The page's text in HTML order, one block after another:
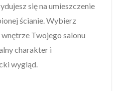
się na umieszczenie
ścianie. Wybierz
Twojego salonu
charakter i
wygląd.